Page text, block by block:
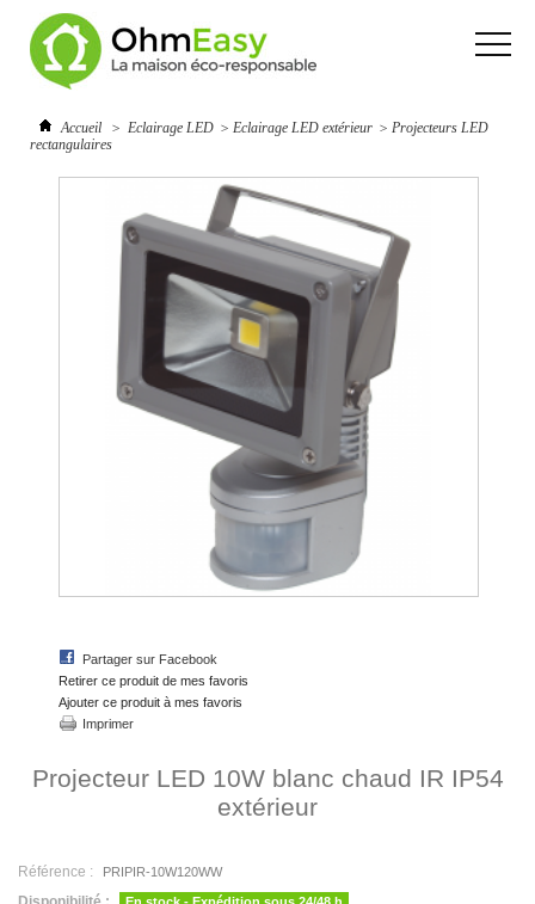
Accueil > Eclairage LED > Eclairage LED extérieur > Projecteurs LED
rectangulaires
Partager sur Facebook
Retirer ce produit de mes favoris
Ajouter ce produit à mes favoris
Imprimer
Projecteur LED 10W blanc chaud IR IP54
extérieur
Référence : PRIPIR-10W120WW